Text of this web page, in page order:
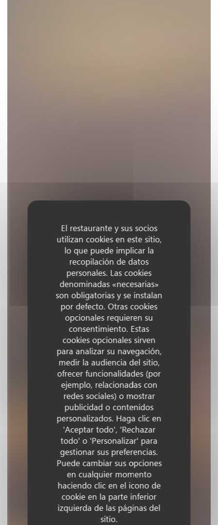
El restaurante y sus socios
utilizan cookies en este sitio,
lo que puede implicar la
recopilación de datos
personales. Las cookies
denominadas «necesarias»
son obligatorias y se instalan
por defecto. Otras cookies
opcionales requieren su
consentimiento. Estas
cookies opcionales sirven
para analizar su navegación,
medir la audiencia del sitio,
ofrecer funcionalidades (por
ejemplo, relacionadas con
redes sociales) o mostrar
publicidad o contenidos
personalizados. Haga clic en
'Aceptar todo', 'Rechazar
todo' o 'Personalizar' para
gestionar sus preferencias.
Puede cambiar sus opciones
en cualquier momento
haciendo clic en el icono de
cookie en la parte inferior
izquierda de las páginas del
sitio.
Lucette
BISTROT DEL MAR|VERSAILLES
RESERVAR UNA MESA